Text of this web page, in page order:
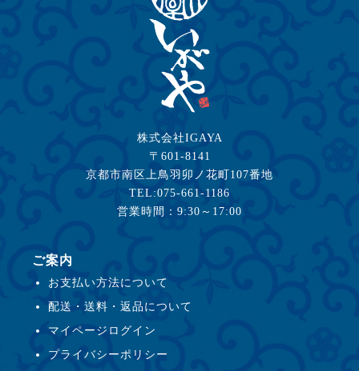
株式会社IGAYA
〒601-8141
京都市南区上鳥羽卯ノ花町107番地
TEL:075-661-1186
営業時間：9:30～17:00
ご案内
お支払い方法について
配送・送料・返品について
マイページログイン
プライバシーポリシー